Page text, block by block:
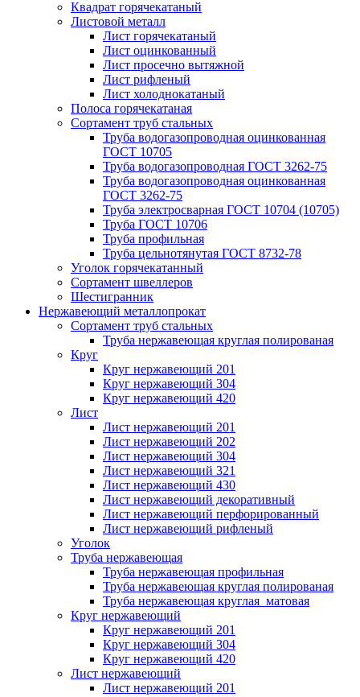
Квадрат горячекатаный
Листовой металл
Лист горячекатаный
Лист оцинкованный
Лист просечно вытяжной
Лист рифленый
Лист холоднокатаный
Полоса горячекатаная
Сортамент труб стальных
Труба водогазопроводная оцинкованная
ГОСТ 10705
Труба водогазопроводная ГОСТ 3262-75
Труба водогазопроводная оцинкованная
ГОСТ 3262-75
Труба электросварная ГОСТ 10704 (10705)
Труба ГОСТ 10706
Труба профильная
Труба цельнотянутая ГОСТ 8732-78
Уголок горячекатанный
Сортамент швеллеров
Шестигранник
Нержавеющий металлопрокат
Сортамент труб стальных
Труба нержавеющая круглая полированая
Круг
Круг нержавеющий 201
Круг нержавеющий 304
Круг нержавеющий 420
Лист
Лист нержавеющий 201
Лист нержавеющий 202
Лист нержавеющий 304
Лист нержавеющий 321
Лист нержавеющий 430
Лист нержавеющий декоративный
Лист нержавеющий перфорированный
Лист нержавеющий рифленый
Уголок
Труба нержавеющая
Труба нержавеющая профильная
Труба нержавеющая круглая полированая
Труба нержавеющая круглая матовая
Круг нержавеющий
Круг нержавеющий 201
Круг нержавеющий 304
Круг нержавеющий 420
Лист нержавеющий
Лист нержавеющий 201